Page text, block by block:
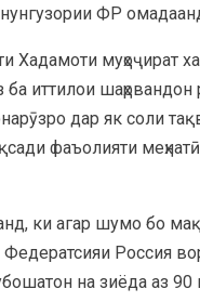
ФР
Хадамоти муҳоҷират
иттилои
дар як соли
фаъолияти
ки агар шумо бо
Россия
на зиёда аз